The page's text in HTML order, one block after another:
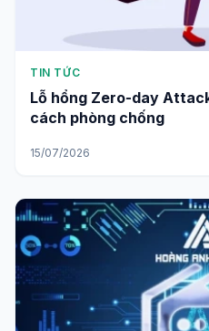
TIN TỨC
Lỗ hổng Zero-day
cách phòng chống
15/07/2026